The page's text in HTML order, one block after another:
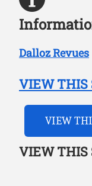
Dalloz Revues
VIEW THIS
VIEW
VIEW THIS